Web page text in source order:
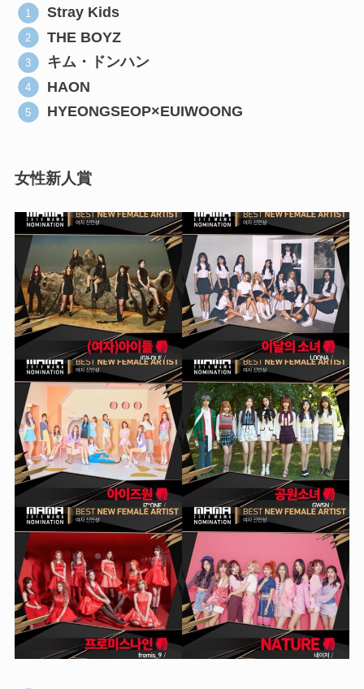
Stray Kids
THE BOYZ
キム・ドンハン
HAON
HYEONGSEOP×EUIWOONG
女性新人賞